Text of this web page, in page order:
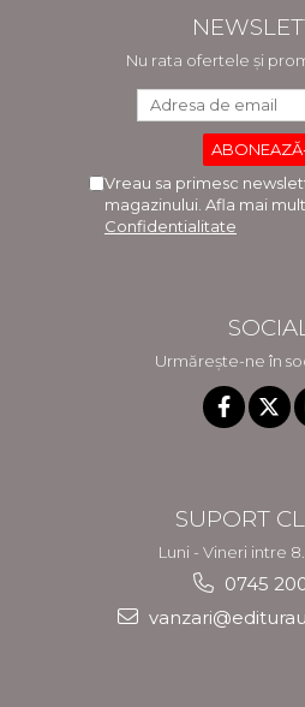
Nu rata ofertele și
Vreau sa primesc
magazinului. Afla mai
Confidentialitate
Urmărește-ne în
SUPORT
Luni - Vineri intre
0745